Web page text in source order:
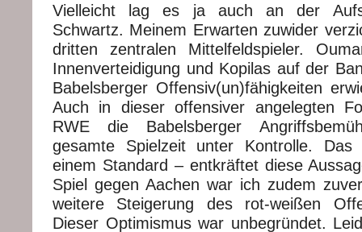
Vielleicht lag es ja auch an der
Schwartz. Meinem Erwarten zuwider
dritten zentralen Mittelfeldspieler.
Innenverteidigung und Kopilas auf der
Babelsberger Offensiv(un)fähigkeiten
Auch in dieser offensiver angelegten
RWE die Babelsberger
gesamte Spielzeit unter Kontrolle.
einem Standard – entkräftet diese
Spiel gegen Aachen war ich zudem
weitere Steigerung des rot-weißen
Dieser Optimismus war unbegründet.